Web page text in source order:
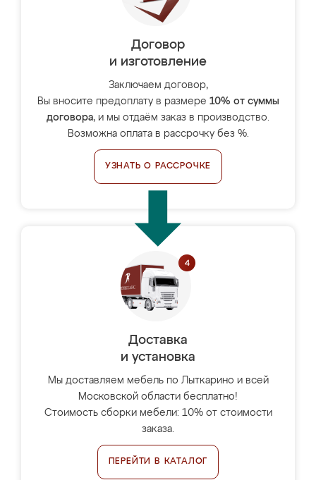
Договор
и изготовление
Заключаем договор,
Вы вносите предоплату в размере 10% от суммы
договора, и мы отдаём заказ в производство.
Возможна оплата в рассрочку без %.
УЗНАТЬ О РАССРОЧКЕ
Доставка
и установка
Мы доставляем мебель по Лыткарино и всей
Московской области бесплатно!
Стоимость сборки мебели: 10% от стоимости
заказа.
ПЕРЕЙТИ В КАТАЛОГ